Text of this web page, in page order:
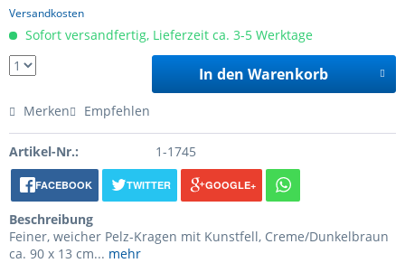
Versandkosten
Sofort versandfertig, Lieferzeit ca. 3-5 Werktage
In den Warenkorb
Merken Empfehlen
Artikel-Nr.: 1-1745
FACEBOOK TWITTER GOOGLE+
Beschreibung
Feiner, weicher Pelz-Kragen mit Kunstfell, Creme/Dunkelbraun
ca. 90 x 13 cm... mehr